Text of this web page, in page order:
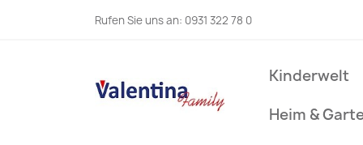
Rufen Sie uns an: 0931 322 78 0
Kinderwelt
Heim &